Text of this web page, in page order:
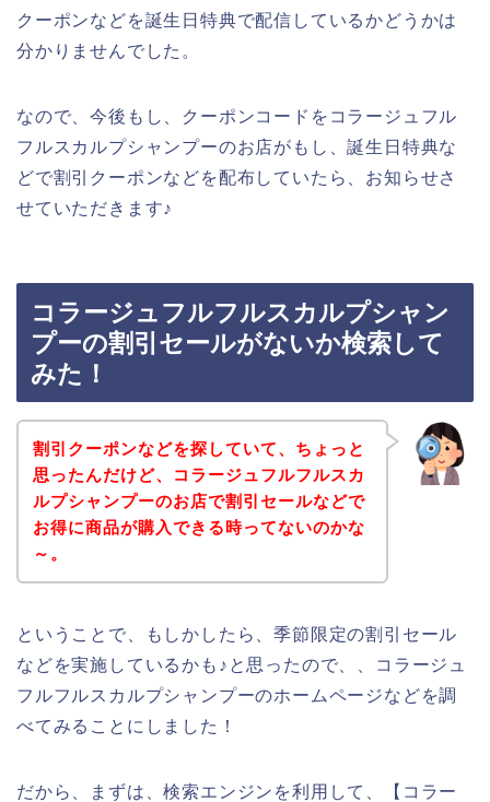
クーポンなどを誕生日特典で配信しているかどうかは
分かりませんでした。
なので、今後もし、クーポンコードをコラージュフル
フルスカルプシャンプーのお店がもし、誕生日特典な
どで割引クーポンなどを配布していたら、お知らせさ
せていただきます♪
コラージュフルフルスカルプシャン
プーの割引セールがないか検索して
みた！
割引クーポンなどを探していて、ちょっと
思ったんだけど、コラージュフルフルスカ
ルプシャンプーのお店で割引セールなどで
お得に商品が購入できる時ってないのかな
～。
ということで、もしかしたら、季節限定の割引セール
などを実施しているかも♪と思ったので、、コラージュ
フルフルスカルプシャンプーのホームページなどを調
べてみることにしました！
だから、まずは、検索エンジンを利用して、【コラー